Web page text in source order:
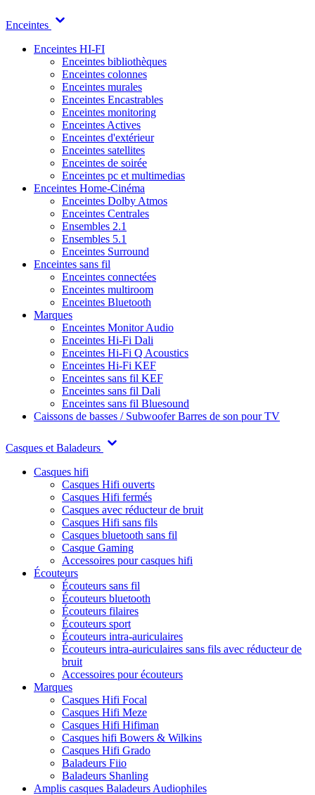
Enceintes
Enceintes HI-FI
Enceintes bibliothèques
Enceintes colonnes
Enceintes murales
Enceintes Encastrables
Enceintes monitoring
Enceintes Actives
Enceintes d'extérieur
Enceintes satellites
Enceintes de soirée
Enceintes pc et multimedias
Enceintes Home-Cinéma
Enceintes Dolby Atmos
Enceintes Centrales
Ensembles 2.1
Ensembles 5.1
Enceintes Surround
Enceintes sans fil
Enceintes connectées
Enceintes multiroom
Enceintes Bluetooth
Marques
Enceintes Monitor Audio
Enceintes Hi-Fi Dali
Enceintes Hi-Fi Q Acoustics
Enceintes Hi-Fi KEF
Enceintes sans fil KEF
Enceintes sans fil Dali
Enceintes sans fil Bluesound
Caissons de basses / SubwooferBarres de son pour TV
Casques et Baladeurs
Casques hifi
Casques Hifi ouverts
Casques Hifi fermés
Casques avec réducteur de bruit
Casques Hifi sans fils
Casques bluetooth sans fil
Casque Gaming
Accessoires pour casques hifi
Écouteurs
Écouteurs sans fil
Écouteurs bluetooth
Écouteurs filaires
Écouteurs sport
Écouteurs intra-auriculaires
Écouteurs intra-auriculaires sans fils avec réducteur de
bruit
Accessoires pour écouteurs
Marques
Casques Hifi Focal
Casques Hifi Meze
Casques Hifi Hifiman
Casques hifi Bowers & Wilkins
Casques Hifi Grado
Baladeurs Fiio
Baladeurs Shanling
Amplis casques Baladeurs Audiophiles